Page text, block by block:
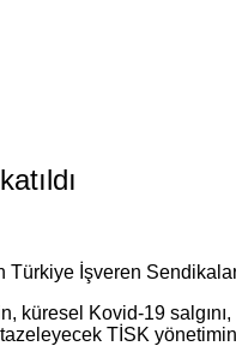
İşveren
Kovid-19
TİSK